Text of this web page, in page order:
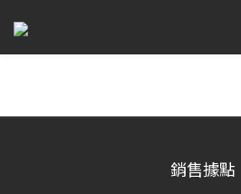
銷售據點